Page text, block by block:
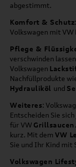
abgestimmt.
Komfort & Schutz
Volkswagen mit VW
Pflege &
verschwinden
Volkswagen
Nachfüllprodukte
Hydrauliköl und
Weiteres:
Entscheiden Sie
für VW Grillsaucen
kurz. Mit dem VW
Sie und Ihr Kind mit
Volkswagen